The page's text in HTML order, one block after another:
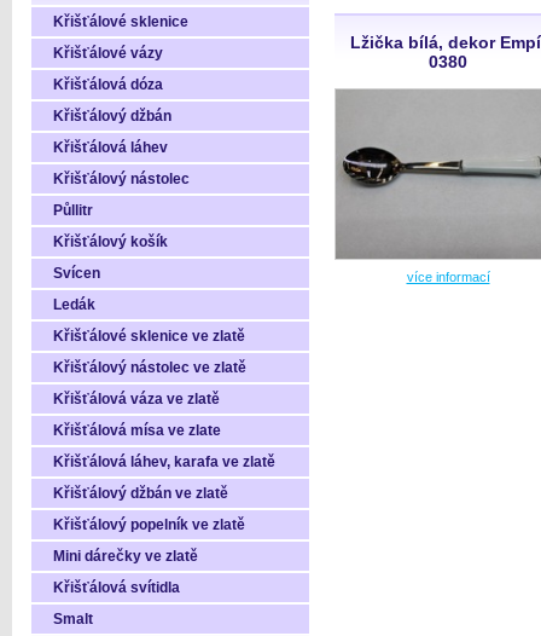
Křišťálové sklenice
Křišťálové vázy
Křišťálová dóza
Křišťálový džbán
Křišťálová láhev
Křišťálový nástolec
Půllitr
Křišťálový košík
Svícen
Ledák
Křišťálové sklenice ve zlatě
Křišťálový nástolec ve zlatě
Křišťálová váza ve zlatě
Křišťálová mísa ve zlate
Křišťálová láhev, karafa ve zlatě
Křišťálový džbán ve zlatě
Křišťálový popelník ve zlatě
Mini dárečky ve zlatě
Křišťálová svítidla
Smalt
Lžička bílá, dekor
0380
více informací